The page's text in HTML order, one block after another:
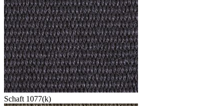
Schaft 1077(k)